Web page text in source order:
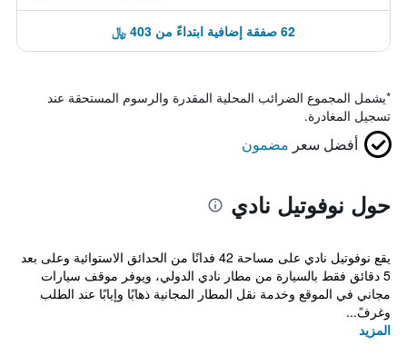
62 صفقة إضافية ابتداءً من 403 ﷼
*يشمل المجموع الضرائب المحلية المقدرة والرسوم المستحقة عند
تسجيل المغادرة.
أفضل سعر مضمون
حول نوفوتيل نادي
يقع نوفوتيل نادي على مساحة 42 فدانًا من الحدائق الاستوائية وعلى بعد
5 دقائق فقط بالسيارة من مطار نادي الدولي، ويوفر موقف سيارات
مجاني في الموقع وخدمة نقل المطار المجانية ذهابًا وإيابًا عند الطلب
وغرفً...
المزيد